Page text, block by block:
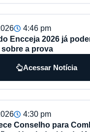
4:46 pm
Encceja 2026 já
a prova
Acessar Notícia
4:30 pm
Conselho para